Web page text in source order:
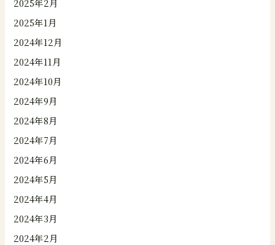
2025年2月
2025年1月
2024年12月
2024年11月
2024年10月
2024年9月
2024年8月
2024年7月
2024年6月
2024年5月
2024年4月
2024年3月
2024年2月